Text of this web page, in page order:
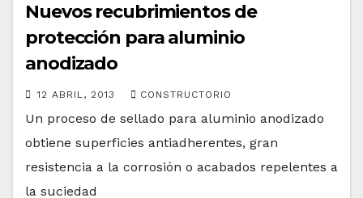
Nuevos recubrimientos de
protección para aluminio
anodizado
12 ABRIL, 2013 CONSTRUCTORIO
Un proceso de sellado para aluminio anodizado
obtiene superficies antiadherentes, gran
resistencia a la corrosión o acabados repelentes a
la suciedad